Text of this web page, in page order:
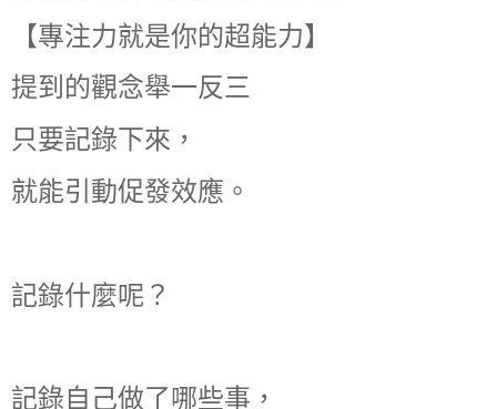
【專注力就是你的超能力】
提到的觀念舉一反三
只要記錄下來，
就能引動促發效應。
記錄什麼呢？
記錄自己做了哪些事，